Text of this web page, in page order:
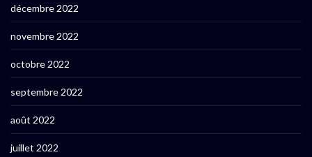
décembre 2022
novembre 2022
octobre 2022
septembre 2022
août 2022
juillet 2022